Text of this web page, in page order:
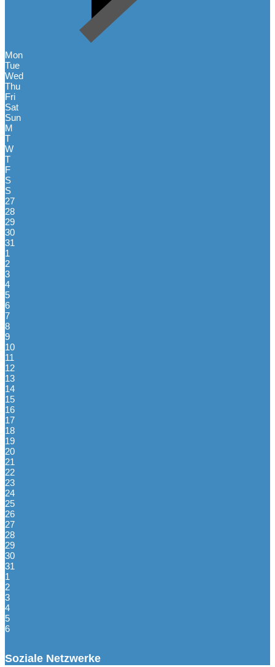
Mon
Tue
Wed
Thu
Fri
Sat
Sun
M
T
W
T
F
S
S
27
28
29
30
31
1
2
3
4
5
6
7
8
9
10
11
12
13
14
15
16
17
18
19
20
21
22
23
24
25
26
27
28
29
30
31
1
2
3
4
5
6
Soziale Netzwerke